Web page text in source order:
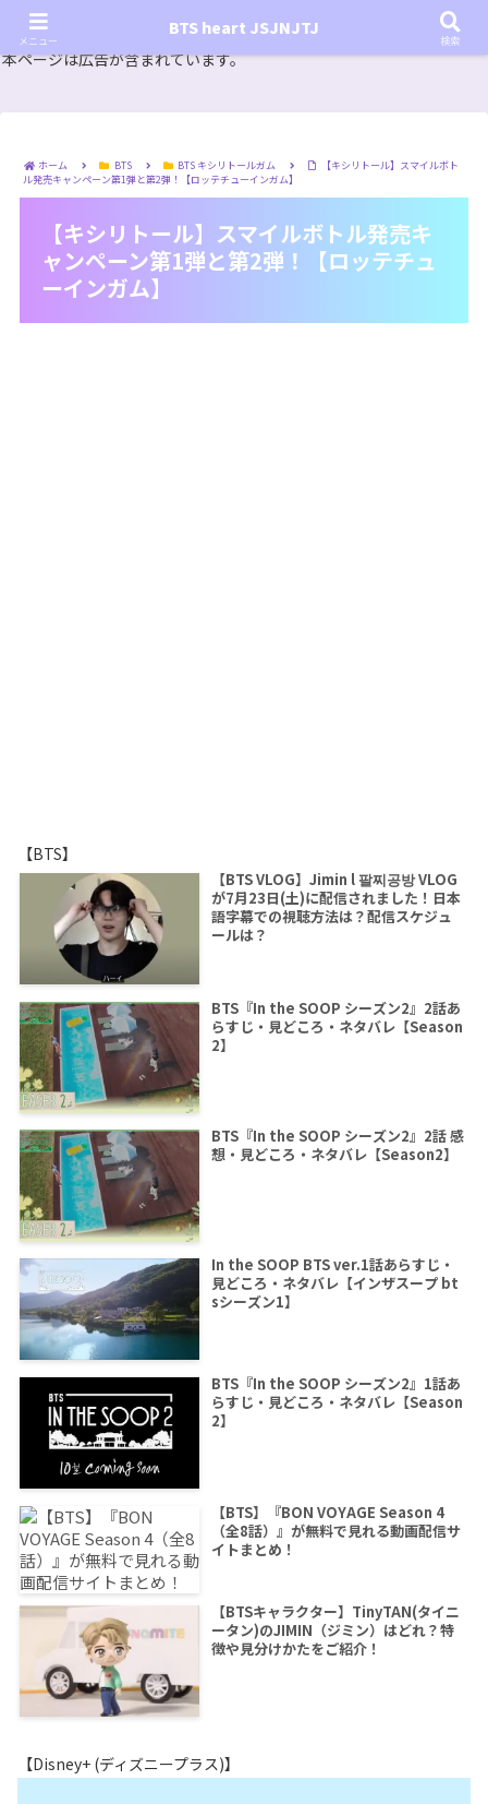
『In the SOOP BTS ver.』シーズン2放送決定！いつから始まる？インザスープの放送開始日・視聴
方法は？【In the SOOP BTS ver. Season 2】
本ページは広告が含まれています。
ホーム BTS BTS キシリトールガム
【キシリトール】スマイルボト
ル発売キャンペーン第1弾と第2弾！【ロッテチューインガム】
【キシリトール】スマイルボトル発売キ
ャンペーン第1弾と第2弾！【ロッテチュ
ーインガム】
【BTS】
【BTS VLOG】Jimin l 팔찌공방 VLOG
が7月23日(土)に配信されました！日本
語字幕での視聴方法は？配信スケジュ
ールは？
BTS『In the SOOP シーズン2』2話あ
らすじ・見どころ・ネタバレ【Season
2】
BTS『In the SOOP シーズン2』2話 感
想・見どころ・ネタバレ【Season2】
In the SOOP BTS ver.1話あらすじ・
見どころ・ネタバレ【インザスープ bt
sシーズン1】
BTS『In the SOOP シーズン2』1話あ
らすじ・見どころ・ネタバレ【Season
2】
【BTS】『BON VOYAGE Season 4
（全8話）』が無料で見れる動画配信サ
イトまとめ！
【BTSキャラクター】TinyTAN(タイニ
ータン)のJIMIN（ジミン）はどれ？特
徴や見分けかたをご紹介！
【Disney+ (ディズニープラス)】
メニュー
BTS heart JSJNJTJ
検索